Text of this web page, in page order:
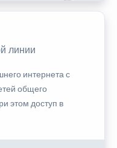
линии
интернета с
общего
этом доступ в